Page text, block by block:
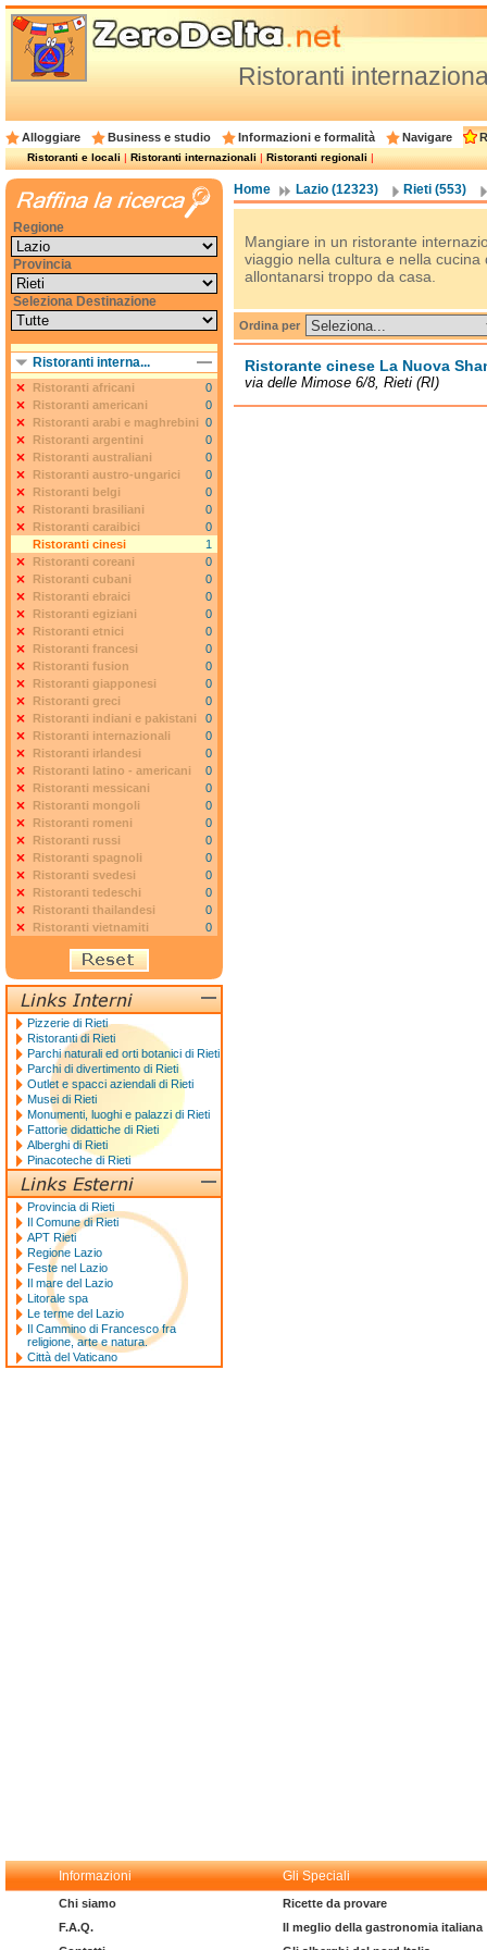
Ristoranti
Alloggiare Business e studio Informazioni e formalità Navigare
Ristoranti e locali|Ristoranti internazionali|Ristoranti regionali|
Home Lazio (12323) Rieti (553)
Mangiare in un ristorante
viaggio nella cultura e nella
allontanarsi troppo da casa.
Ordina per
Ristorante cinese La Nuova
via delle Mimose 6/8, Rieti (RI)
Regione
Provincia
Seleziona Destinazione
Ristoranti interna...
Ristoranti africani
0
Ristoranti americani
0
Ristoranti arabi e maghrebini 0
Ristoranti argentini
0
Ristoranti australiani
0
Ristoranti austro-ungarici
0
Ristoranti belgi
0
Ristoranti brasiliani
0
Ristoranti caraibici
0
Ristoranti cinesi
1
Ristoranti coreani
0
Ristoranti cubani
0
Ristoranti ebraici
0
Ristoranti egiziani
0
Ristoranti etnici
0
Ristoranti francesi
0
Ristoranti fusion
0
Ristoranti giapponesi
0
Ristoranti greci
0
Ristoranti indiani e pakistani
0
Ristoranti internazionali
0
Ristoranti irlandesi
0
Ristoranti latino - americani
0
Ristoranti messicani
0
Ristoranti mongoli
0
Ristoranti romeni
0
Ristoranti russi
0
Ristoranti spagnoli
0
Ristoranti svedesi
0
Ristoranti tedeschi
0
Ristoranti thailandesi
0
Ristoranti vietnamiti
0
Pizzerie di Rieti
Ristoranti di Rieti
Parchi naturali ed orti botanici di Rieti
Parchi di divertimento di Rieti
Outlet e spacci aziendali di Rieti
Musei di Rieti
Monumenti, luoghi e palazzi di Rieti
Fattorie didattiche di Rieti
Alberghi di Rieti
Pinacoteche di Rieti
Provincia di Rieti
Il Comune di Rieti
APT Rieti
Regione Lazio
Feste nel Lazio
Il mare del Lazio
Litorale spa
Le terme del Lazio
Il Cammino di Francesco fra
religione, arte e natura.
Città del Vaticano
Informazioni Gli Speciali
Chi siamo
F.A.Q.
Ricette da provare
Il meglio della gastronomia italiana